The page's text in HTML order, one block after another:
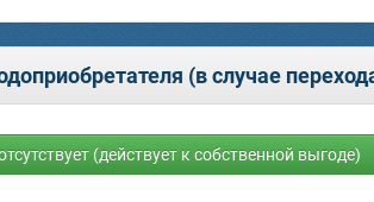
(в случае
(действует к собственной выгоде)